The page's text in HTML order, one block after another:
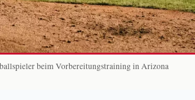
beim Vorbereitungstraining in Arizona